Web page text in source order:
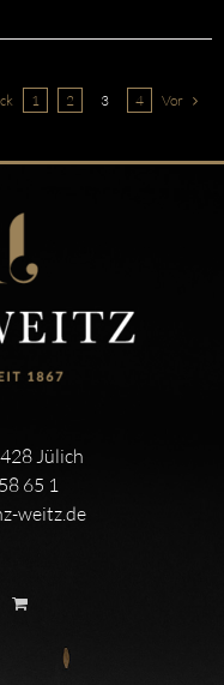
1 2 3 4 Vor
Jülich
65 1
weitz.de